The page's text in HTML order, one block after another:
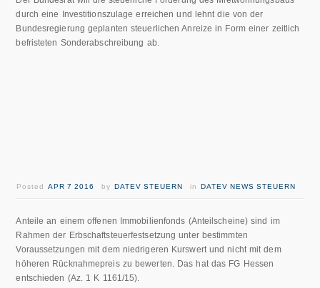
durch eine Investitionszulage erreichen und lehnt die von der
Bundesregierung geplanten steuerlichen Anreize in Form einer zeitlich
befristeten Sonderabschreibung ab.
PostedAPR 7 2016 byDATEV STEUERN inDATEV NEWS STEUERN
Anteile an einem offenen Immobilienfonds (Anteilscheine) sind im
Rahmen der Erbschaftsteuerfestsetzung unter bestimmten
Voraussetzungen mit dem niedrigeren Kurswert und nicht mit dem
höheren Rücknahmepreis zu bewerten. Das hat das FG Hessen
entschieden (Az. 1 K 1161/15).